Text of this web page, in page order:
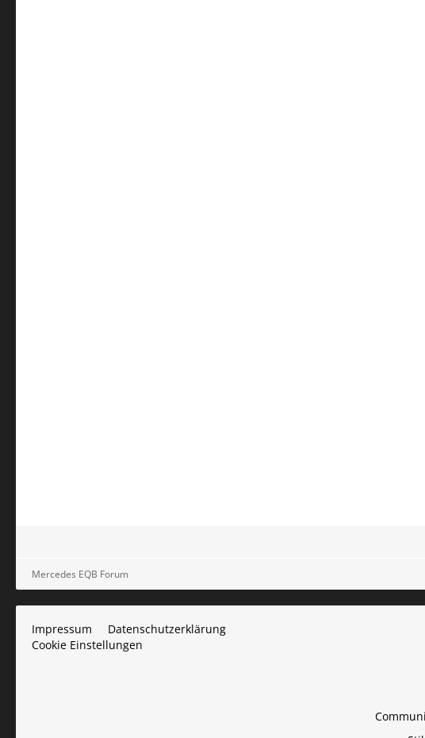
Mercedes EQB Forum
Impressum
Datenschutzerklärung
Cookie Einstellungen